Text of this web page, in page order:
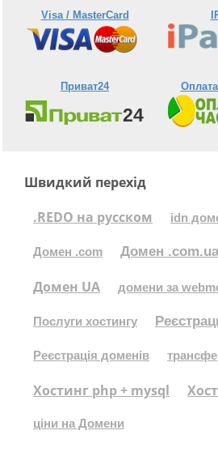
Visa / MasterCard
Приват24
Швидкий перехід
.REDO на русском
idn
Домен .com Домен .com.ua
Домен UA домени за
Послуги хостингу
Реєстрація доменів
Хостинг php + mysql
ціни на Домени